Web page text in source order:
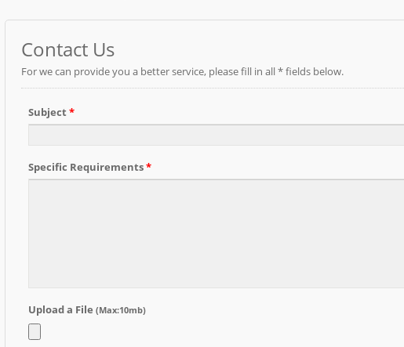
Bảng điều khiển nối 1U 48
cổng UTP với quản lý dây tích